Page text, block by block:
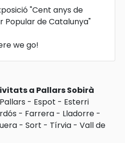
"Cent anys de
Popular de Catalunya"
we go!
a Pallars Sobirà
- Espot - Esterri
- Farrera - Lladorre -
- Sort - Tírvia - Vall de